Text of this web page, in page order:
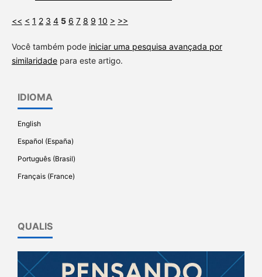
<< < 1 2 3 4 5 6 7 8 9 10 > >>
Você também pode iniciar uma pesquisa avançada por
similaridadepara este artigo.
IDIOMA
English
Español (España)
Português (Brasil)
Français (France)
QUALIS